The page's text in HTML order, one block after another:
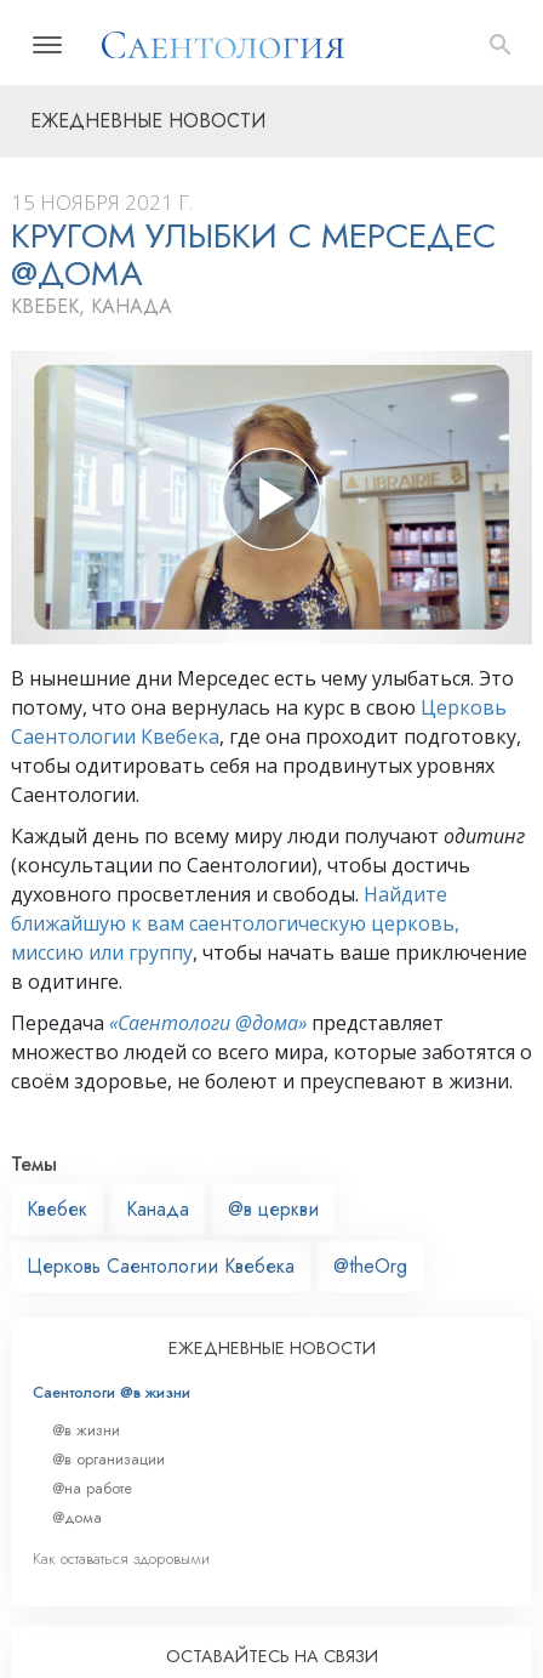
ЕЖЕДНЕВНЫЕ НОВОСТИ
15 НОЯБРЯ 2021 Г.
КРУГОМ УЛЫБКИ С МЕРСЕДЕС
@ДОМА
КВЕБЕК, КАНАДА
В нынешние дни Мерседес есть чему улыбаться. Это
потому, что она вернулась на курс в свою Церковь
Саентологии Квебека, где она проходит подготовку,
чтобы одитировать себя на продвинутых уровнях
Саентологии.
Каждый день по всему миру люди получают одитинг
(консультации по Саентологии), чтобы достичь
духовного просветления и свободы. Найдите
ближайшую к вам саентологическую церковь,
миссию или группу, чтобы начать ваше приключение
в одитинге.
Передача «Саентологи @дома» представляет
множество людей со всего мира, которые заботятся о
своём здоровье, не болеют и преуспевают в жизни.
Темы
Квебек
Канада @в церкви
Церковь Саентологии Квебека @theOrg
ЕЖЕДНЕВНЫЕ НОВОСТИ
Саентологи @в жизни
@в жизни
@в организации
@на работе
@дома
Как оставаться здоровыми
ОСТАВАЙТЕСЬ НА СВЯЗИ